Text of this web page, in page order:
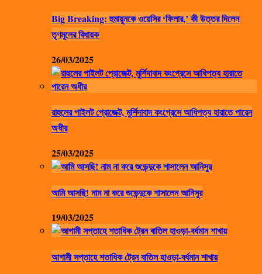
Big Breaking: হুমায়ুনকে ওয়েসির ‘ফিলার,’ কী উত্তর দিলেন
তৃণমূলের বিধায়ক
26/03/2025
রাহুলের পাইলট প্রোজেক্ট, মুর্শিদাবাদ কংগ্রেসে আধিপত্য হারাতে পারেন
অধীর
25/03/2025
আমি আসছি! নাম না করে শুভেন্দুকে শাসালেন আনিসুর
19/03/2025
আগামী সপ্তাহে শতাধিক ট্রেন বাতিল হাওড়া-বর্ধমান শাখায়